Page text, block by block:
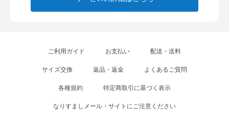
ご利用ガイド お支払い 配送・送料
サイズ交換 返品・返金 よくあるご質問
各種規約 特定商取引に基づく表示
なりすましメール・サイトにご注意ください